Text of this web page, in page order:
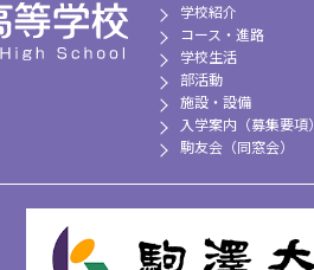
学校紹介
コース・進路
学校生活
部活動
施設・設備
入学案内（募集要項）
駒友会（同窓会）